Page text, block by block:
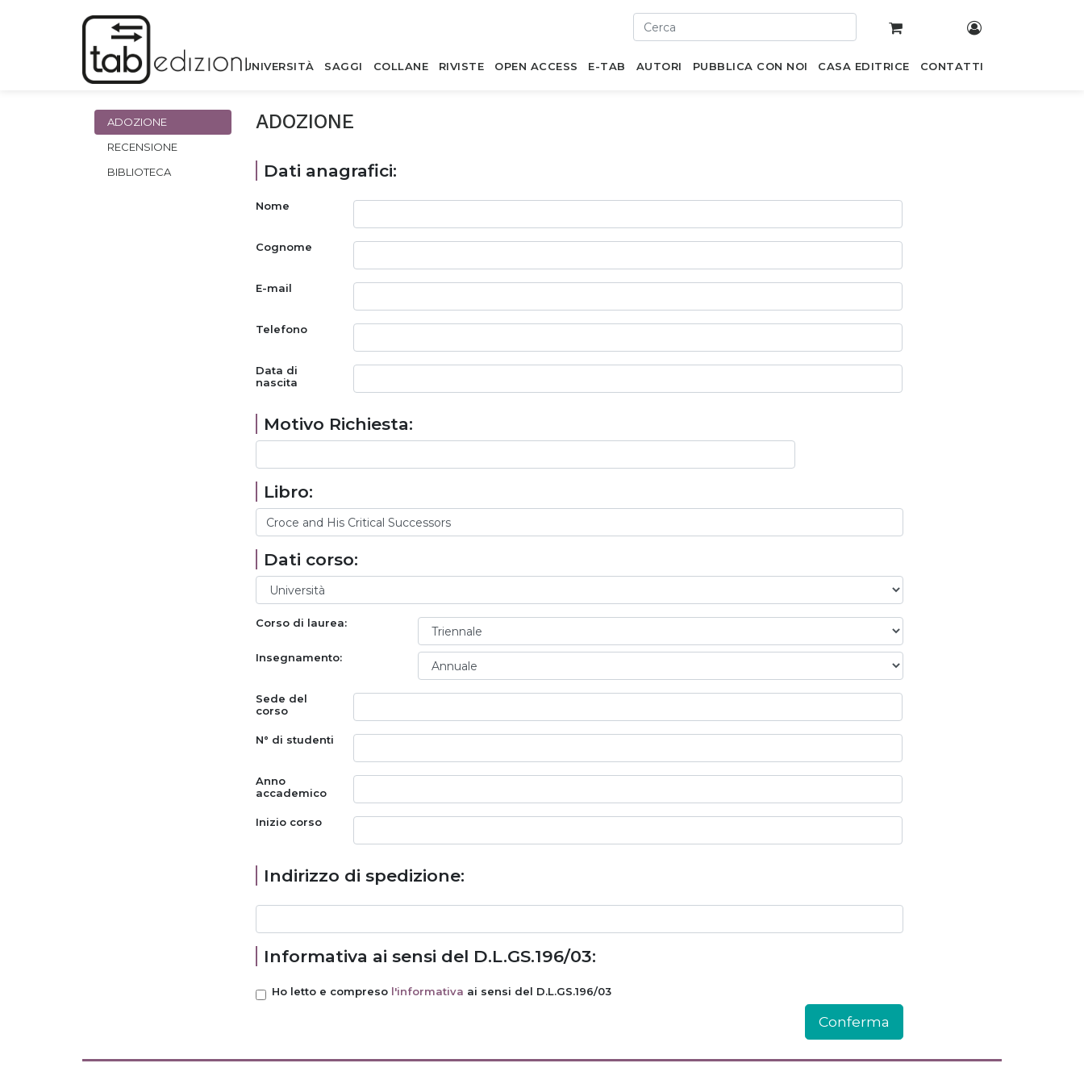
UNIVERSITÀ SAGGI COLLANE RIVISTE OPEN ACCESS E-TAB AUTORI PUBBLICA CON NOI CASA EDITRICE CONTATTI
ADOZIONE
RECENSIONE
BIBLIOTECA
ADOZIONE
Dati anagrafici:
Nome
Cognome
E-mail
Telefono
Data di
nascita
Motivo Richiesta:
Libro:
Dati corso:
Corso di laurea:
Insegnamento:
Sede del
corso
N° di studenti
Anno
accademico
Inizio corso
Indirizzo di spedizione:
Informativa ai sensi del D.L.GS.196/03:
Ho letto e compreso l'informativa ai sensi del D.L.GS.196/03